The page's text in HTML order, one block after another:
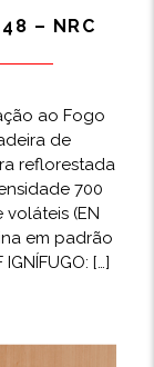
48 – NRC
ao Fogo
de
reflorestada
700
(EN
em padrão
[…]